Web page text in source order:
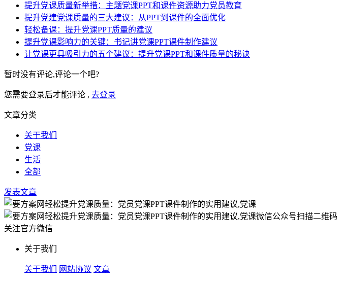
提升党课质量新举措：主题党课PPT和课件资源助力党员教育
提升党建党课质量的三大建议：从PPT到课件的全面优化
轻松备课：提升党课PPT质量的建议
提升党课影响力的关键：书记讲党课PPT课件制作建议
让党课更具吸引力的五个建议：提升党课PPT和课件质量的秘诀
暂时没有评论,评论一个吧?
您需要登录后才能评论 , 去登录
文章分类
关于我们
党课
生活
全部
发表文章
扫描二维码
关注官方微信
关于我们
关于我们 网站协议 文章